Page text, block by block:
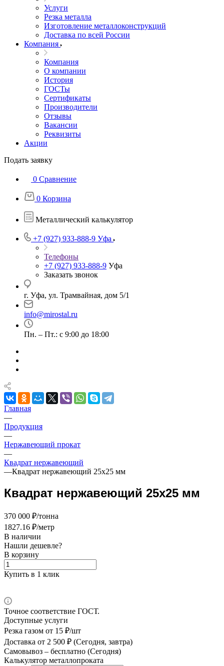
Услуги
Резка металла
Изготовление металлоконструкций
Доставка по всей России
Компания
Компания
О компании
История
ГОСТы
Сертификаты
Производители
Отзывы
Вакансии
Реквизиты
Акции
Подать заявку
0 Сравнение
0 Корзина
Металлический калькулятор
+7 (927) 933-888-9 Уфа
Телефоны
+7 (927) 933-888-9 Уфа
Заказать звонок
г. Уфа, ул. Трамвайная, дом 5/1
info@mirostal.ru
Пн. – Пт.: с 9:00 до 18:00
Главная
—
Продукция
—
Нержавеющий прокат
—
Квадрат нержавеющий
—Квадрат нержавеющий 25х25 мм
Квадрат нержавеющий 25х25 мм
370 000 ₽/тонна
1827.16 ₽/метр
В наличии
Нашли дешевле?
В корзину
Купить в 1 клик
Точное соответствие ГОСТ.
Доступные услуги
Резка газом от 15 ₽/шт
Доставка от 2 500 ₽ (Сегодня, завтра)
Самовывоз – бесплатно (Сегодня)
Калькулятор металлопроката